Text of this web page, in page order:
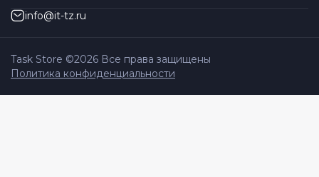
info@it-tz.ru
Task Store ©2026 Все права защищены
Политика конфиденциальности